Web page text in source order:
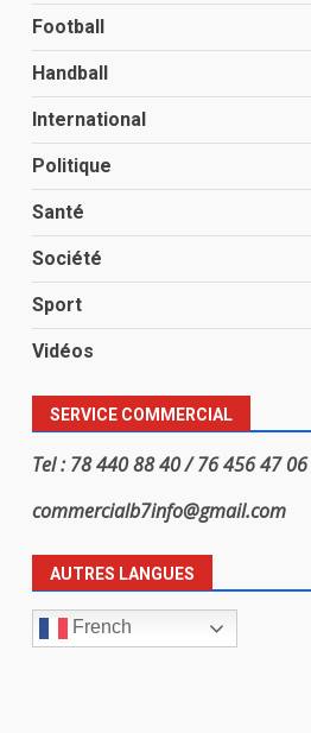
Football
Handball
International
Politique
Santé
Société
Sport
Vidéos
SERVICE COMMERCIAL
Tel : 78 440 88 40 / 76 456 47 06
commercialb7info@gmail.com
AUTRES LANGUES
French